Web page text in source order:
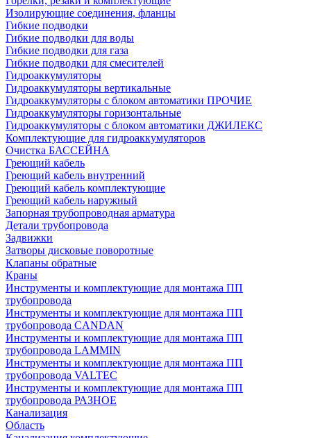
Изолирующие соединения, фланцы
Гибкие подводки
Гибкие подводки для воды
Гибкие подводки для газа
Гибкие подводки для смесителей
Гидроаккумуляторы
Гидроаккумуляторы вертикальные
Гидроаккумуляторы с блоком автоматики ПРОЧИЕ
Гидроаккумуляторы горизонтальные
Гидроаккумуляторы с блоком автоматики ДЖИЛЕКС
Комплектующие для гидроаккумуляторов
Очистка БАССЕЙНА
Греющий кабель
Греющий кабель внутренний
Греющий кабель комплектующие
Греющий кабель наружный
Запорная трубопроводная арматура
Детали трубопровода
Задвижки
Затворы дисковые поворотные
Клапаны обратные
Краны
Инструменты и комплектующие для монтажа ПП
трубопровода
Инструменты и комплектующие для монтажа ПП
трубопровода CANDAN
Инструменты и комплектующие для монтажа ПП
трубопровода LAMMIN
Инструменты и комплектующие для монтажа ПП
трубопровода VALTEC
Инструменты и комплектующие для монтажа ПП
трубопровода РАЗНОЕ
Канализация
Область